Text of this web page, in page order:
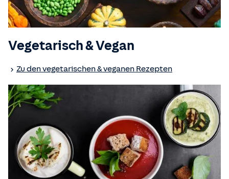
Vegetarisch & Vegan
Zu den vegetarischen & veganen Rezepten